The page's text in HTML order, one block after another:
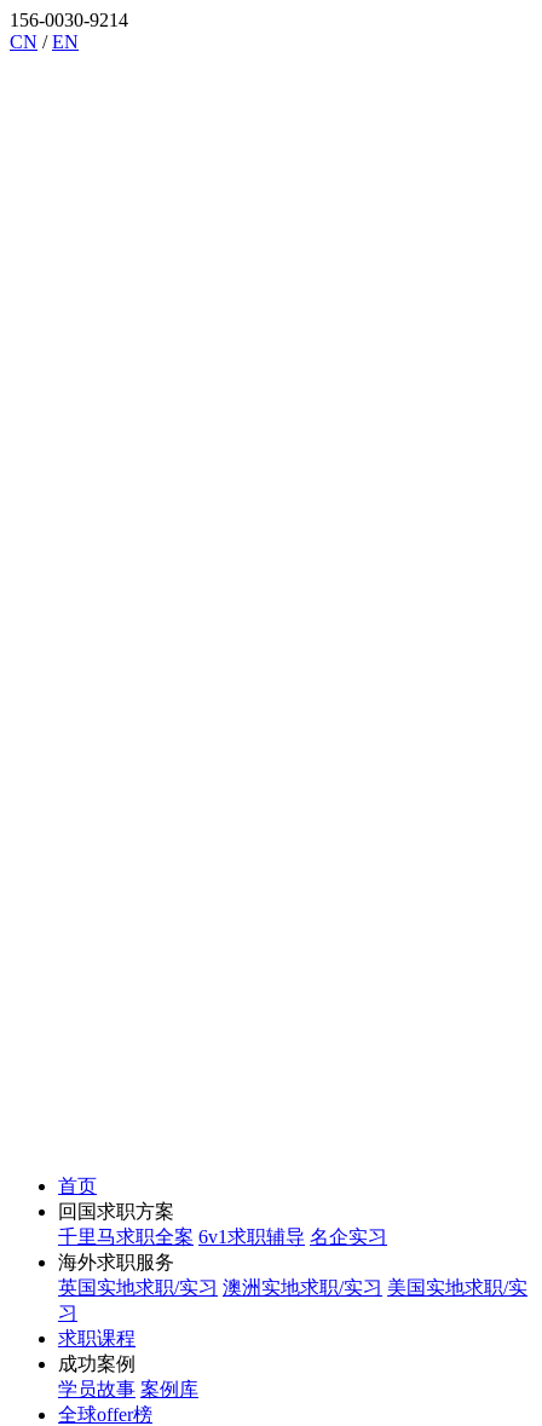
156-0030-9214
CN /EN
首页
回国求职方案
千里马求职全案 6v1求职辅导 名企实习
海外求职服务
英国实地求职/实习 澳洲实地求职/实习 美国实地求职/实
习
求职课程
成功案例
学员故事 案例库
全球offer榜